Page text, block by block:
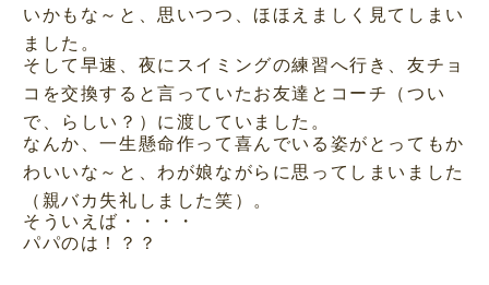
いかもな～と、思いつつ、ほほえましく見てしまい
ました。
そして早速、夜にスイミングの練習へ行き、友チョ
コを交換すると言っていたお友達とコーチ（つい
で、らしい？）に渡していました。
なんか、一生懸命作って喜んでいる姿がとってもか
わいいな～と、わが娘ながらに思ってしまいました
（親バカ失礼しました笑）。
そういえば・・・・
パパのは！？？